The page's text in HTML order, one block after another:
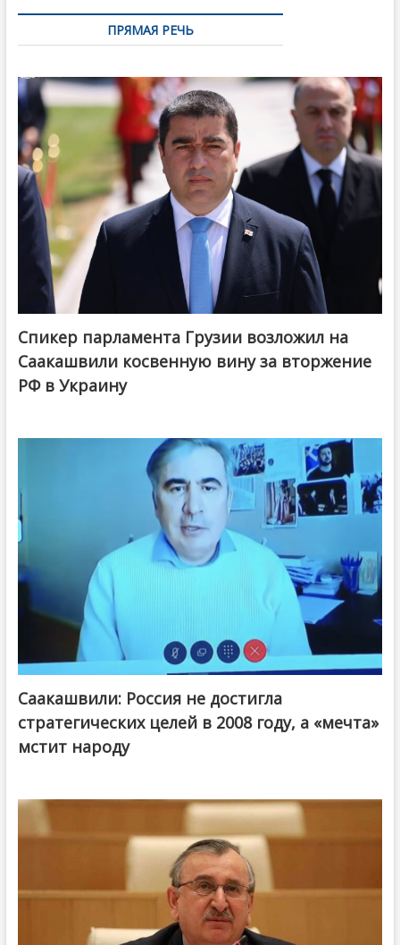
ПРЯМАЯ РЕЧЬ
Спикер парламента Грузии возложил на
Саакашвили косвенную вину за вторжение
РФ в Украину
Саакашвили: Россия не достигла
стратегических целей в 2008 году, а «мечта»
мстит народу